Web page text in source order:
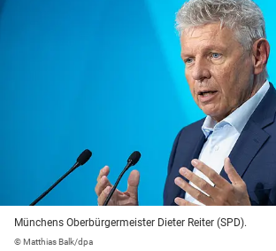
Münchens Oberbürgermeister Dieter Reiter (SPD).
© Matthias Balk/dpa